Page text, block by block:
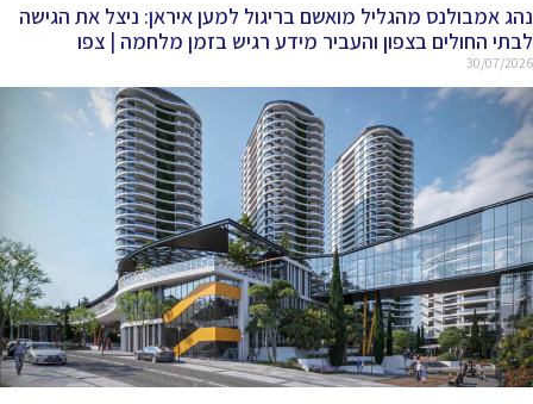
נהג אמבולנס מהגליל מואשם בריגול למען איראן: ניצל את הגישה
לבתי החולים בצפון והעביר מידע רגיש בזמן מלחמה | צפו
30/07/2026